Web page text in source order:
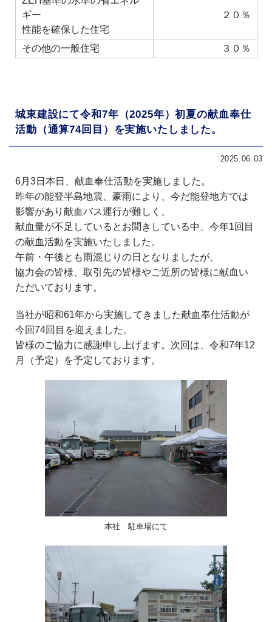
ギー
性能を確保した住宅
２０％
その他の一般住宅 ３０％
城東建設にて令和7年（2025年）初夏の献血奉仕
活動（通算74回目）を実施いたしました。
2025.06.03
6月3日本日、献血奉仕活動を実施しました。
昨年の能登半島地震、豪雨により、今だ能登地方では
影響があり献血バス運行が難しく、
献血量が不足しているとお聞きしている中、今年1回目
の献血活動を実施いたしました。
午前・午後とも雨混じりの日となりましたが、
協力会の皆様、取引先の皆様やご近所の皆様に献血い
ただいております。
当社が昭和61年から実施してきました献血奉仕活動が
今回74回目を迎えました。
皆様のご協力に感謝申し上げます。次回は、令和7年12
月（予定）を予定しております。
本社 駐車場にて